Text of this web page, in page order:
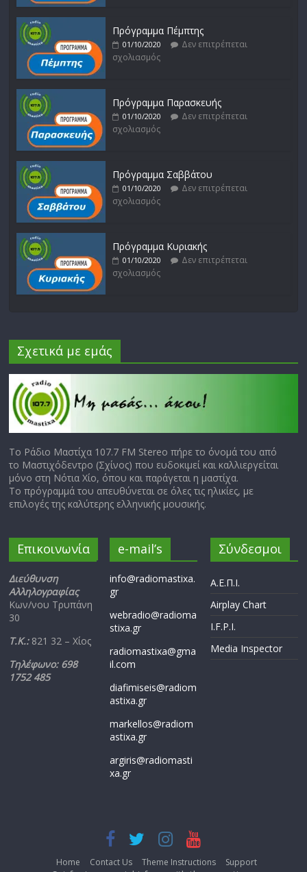
Πρόγραμμα Πέμπτης
01/10/2020
Δεν επιτρέπεται
σχολιασμός
Πρόγραμμα Παρασκευής
01/10/2020
Δεν επιτρέπεται
σχολιασμός
Πρόγραμμα Σαββάτου
01/10/2020
Δεν επιτρέπεται
σχολιασμός
Πρόγραμμα Κυριακής
01/10/2020
Δεν επιτρέπεται
σχολιασμός
Σχετικά με εμάς
Το Ράδιο Μαστίχα 107.7 FM Stereo πήρε το όνομά του από
το Μαστιχόδεντρο (Σχίνος) που ευδοκιμεί και καλλιεργείται
μόνο στη Νότια Χίο, όπου και παράγεται η μαστίχα.
Το πρόγραμμά του απευθύνεται σε όλες τις ηλικίες, με
επιλογές της καλύτερης ελληνικής μουσικής.
Επικοινωνία
Διεύθυνση
Αλληλογραφίας
Κων/νου Τρυπάνη
30
Τ.Κ.: 821 32 – Χίος
Τηλέφωνο: 698
1752 485
e-mail’s
info@radiomastixa.
gr
webradio@radioma
stixa.gr
radiomastixa@gma
il.com
diafimiseis@radiom
astixa.gr
markellos@radiom
astixa.gr
argiris@radiomasti
xa.gr
Σύνδεσμοι
Α.Ε.Π.Ι.
Airplay Chart
I.F.P.I.
Media Inspector
Home Contact Us Theme Instructions Support